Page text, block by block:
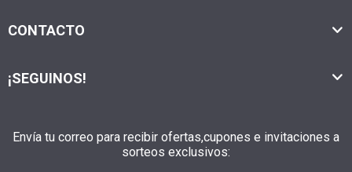
CONTACTO
Envía tu correo para recibir ofertas,cupones e invitaciones a
sorteos exclusivos:
¡SEGUINOS!